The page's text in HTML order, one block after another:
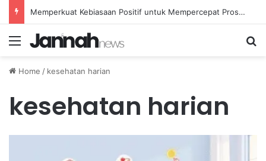
Memperkuat Kebiasaan Positif untuk Mempercepat Proses Pemulihan Mental Anda
Menu
Home / kesehatan harian
kesehatan harian